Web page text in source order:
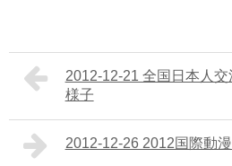
2012-12-21 全国日本人
様子
2012-12-26 2012国際動